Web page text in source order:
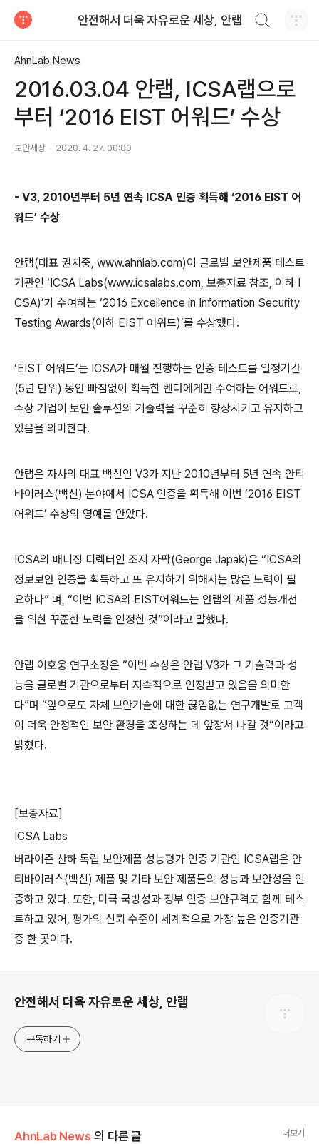
안전해서 더욱 자유로운 세상, 안랩
AhnLab News
2016.03.04 안랩, ICSA랩으로
부터 ‘2016 EIST 어워드’ 수상
보안세상 2020. 4. 27. 00:00
- V3, 2010년부터 5년 연속 ICSA 인증 획득해 ‘2016 EIST 어
워드’ 수상
안랩(대표 권치중, www.ahnlab.com)이 글로벌 보안제품 테스트
기관인 ‘ICSA Labs(www.icsalabs.com, 보충자료 참조, 이하 I
CSA)’가 수여하는 ‘2016 Excellence in Information Security
Testing Awards(이하 EIST 어워드)’를 수상했다.
‘EIST 어워드’는 ICSA가 매월 진행하는 인증 테스트를 일정기간
(5년 단위) 동안 빠짐없이 획득한 벤더에게만 수여하는 어워드로,
수상 기업이 보안 솔루션의 기술력을 꾸준히 향상시키고 유지하고
있음을 의미한다.
안랩은 자사의 대표 백신인 V3가 지난 2010년부터 5년 연속 안티
바이러스(백신) 분야에서 ICSA 인증을 획득해 이번 ‘2016 EIST
어워드’ 수상의 영예를 안았다.
ICSA의 매니징 디렉터인 조지 자팍(George Japak)은 “ICSA의
정보보안 인증을 획득하고 또 유지하기 위해서는 많은 노력이 필
요하다” 며, “이번 ICSA의 EIST어워드는 안랩의 제품 성능개선
을 위한 꾸준한 노력을 인정한 것”이라고 말했다.
안랩 이호웅 연구소장은 “이번 수상은 안랩 V3가 그 기술력과 성
능을 글로벌 기관으로부터 지속적으로 인정받고 있음을 의미한
다”며 “앞으로도 자체 보안기술에 대한 끊임없는 연구개발로 고객
이 더욱 안정적인 보안 환경을 조성하는 데 앞장서 나갈 것“이라고
밝혔다.
[보충자료]
ICSA Labs
버라이즌 산하 독립 보안제품 성능평가 인증 기관인 ICSA랩은 안
티바이러스(백신) 제품 및 기타 보안 제품들의 성능과 보안성을 인
증하고 있다. 또한, 미국 국방성과 정부 인증 보안규격도 함께 테스
트하고 있어, 평가의 신뢰 수준이 세계적으로 가장 높은 인증기관
중 한 곳이다.
안전해서 더욱 자유로운 세상, 안랩
구독하기
AhnLab News 의 다른 글 더보기